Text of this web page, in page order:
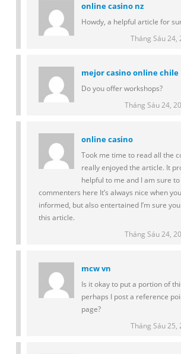
online casino nz
Howdy, a helpful article for
Tháng Sáu 24,
mejor casino online chile
Do you offer workshops?
Tháng Sáu 24,
online casino
Took me time to read all the
really enjoyed the article. It
helpful to me and I am sure
commenters here It’s always nice when
informed, but also entertained I’m sure
this article.
Tháng Sáu 24,
mcw vn
Is it okay to put a portion of
perhaps I post a reference
page?
Tháng Sáu 25,